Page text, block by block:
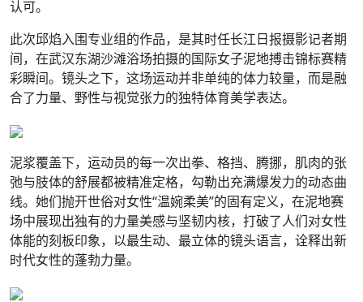
认可。
此次邱焰入围专业组的作品，是其时任长江日报摄影记者期
间，在武汉东湖沙滩浴场拍摄的国际女子泥地搏击锦标赛精
彩瞬间。镜头之下，这场运动并非单纯的体力较量，而是融
合了力量、野性与视觉张力的独特体育美学表达。
泥浆覆盖下，运动员的每一次出拳、格挡、腾挪，肌肉的张
弛与肢体的舒展都被精准定格，勾勒出充满爆发力的动态曲
线。她们抛开世俗对女性“温婉柔美”的固有定义，在泥地赛
场中展现出独有的力量美感与坚韧内核，打破了人们对女性
体能的刻板印象，以最生动、最立体的镜头语言，诠释出新
时代女性的蓬勃力量。